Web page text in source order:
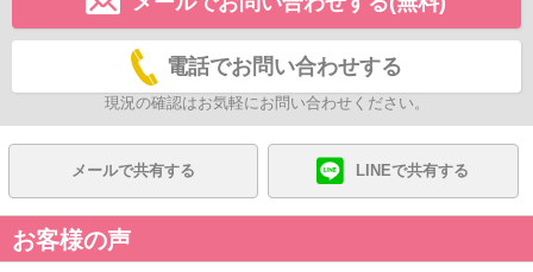
電話でお問い合わせする
現況の確認はお気軽にお問い合わせください。
メールで共有する LINEで共有する
お客様の声